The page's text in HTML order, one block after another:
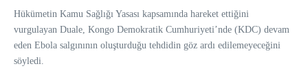
Hükümetin Kamu Sağlığı Yasası kapsamında hareket ettiğini
vurgulayan Duale, Kongo Demokratik Cumhuriyeti’nde (KDC) devam
eden Ebola salgınının oluşturduğu tehdidin göz ardı edilemeyeceğini
söyledi.